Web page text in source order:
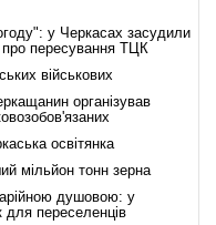
у Черкасах засудили
про пересування ТЦК
військових
організував
освітянка
мільйон тонн зерна
душовою: у
для переселенців